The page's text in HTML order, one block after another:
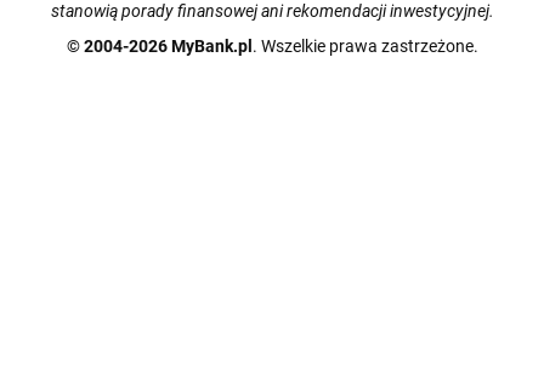
stanowią porady finansowej ani rekomendacji inwestycyjnej.
© 2004-2026 MyBank.pl . Wszelkie prawa zastrzeżone.